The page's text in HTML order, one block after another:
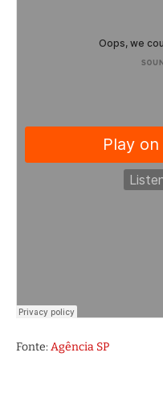
Fonte: Agência SP